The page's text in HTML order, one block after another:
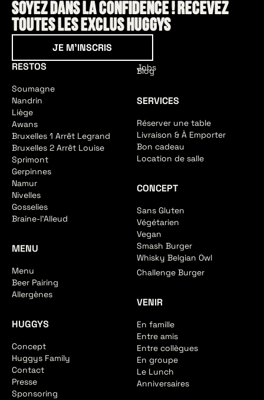
Soyez dans la confidence ! Recevez
toutes les exclus HUGGYS
JE M'INSCRIS
RESTOS
Soumagne
Nandrin
Liège
Awans
Bruxelles 1 Arrêt Legrand
Bruxelles 2 Arrêt Louise
Sprimont
Gerpinnes
Namur
Nivelles
Gosselies
Braine-l'Alleud
MENU
Menu
Beer Pairing
Allergènes
HUGGYS
Concept
Huggys Family
Contact
Presse
Sponsoring
Jobs
Blog
SERVICES
Réserver une table
Livraison & À Emporter
Bon cadeau
Location de salle
CONCEPT
Sans Gluten
Végétarien
Vegan
Smash Burger
Whisky Belgian Owl
Challenge Burger
VENIR
En famille
Entre amis
Entre collègues
En groupe
Le Lunch
Anniversaires